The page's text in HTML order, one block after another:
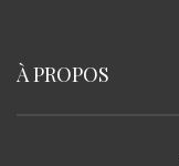
À PROPOS